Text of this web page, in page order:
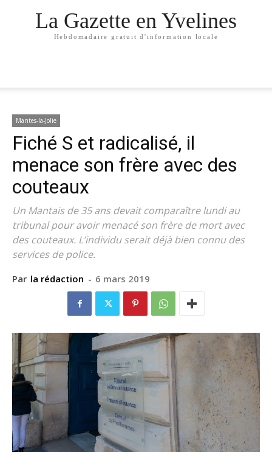
La Gazette en Yvelines
Hebdomadaire gratuit d'information locale
Mantes-la-Jolie
Fiché S et radicalisé, il
menace son frère avec des
couteaux
Un Mantais de 35 ans devait comparaître lundi au
tribunal pour avoir menacé son frère de mort avec
des couteaux. L’individu serait déjà bien connu des
services de police.
Par la rédaction - 6 mars 2019